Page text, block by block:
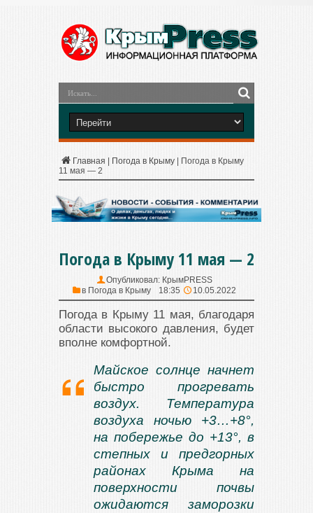
Главная Погода в Крыму
Погода в Крыму
11 мая — 2
Погода в Крыму 11 мая — 2
Опубликовал: КрымPRESS
в Погода в Крыму 18:35 10.05.2022
Погода в Крыму 11 мая, благодаря
области высокого давления, будет
вполне комфортной.
Майское солнце начнет
быстро прогревать
воздух. Температура
воздуха ночью +3…+8°,
на побережье до +13°, в
степных и предгорных
районах Крыма на
поверхности почвы
ожидаются заморозки